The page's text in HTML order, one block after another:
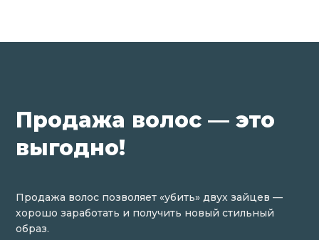
Продажа волос — это
выгодно!
Продажа волос позволяет «убить» двух зайцев —
хорошо заработать и получить новый стильный
образ.